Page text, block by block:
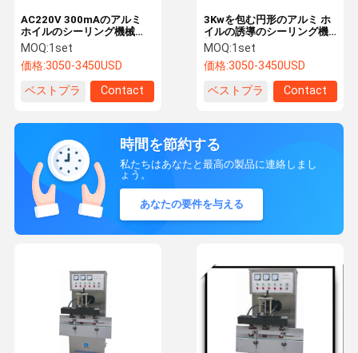
AC220V 300mAのアルミ
ホイルのシーリング機械
10mmガラス ビン ホイルの
シーリング機械
MOQ:1set
価格:3050-3450USD
ベストプラ
Contact
3Kwを包む円形のアルミ ホ
イルの誘導のシーリング機
械
MOQ:1set
価格:3050-3450USD
ベストプラ
Contact
時間を節約する
私たちはあなたと最高の製品に連絡しまし
ょう。
あなたの要件を与える